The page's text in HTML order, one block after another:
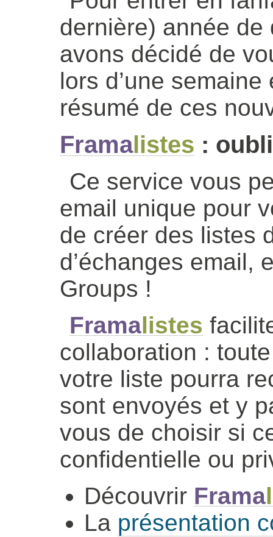
dernière) année
avons décidé de
lors d’une
résumé de ces
Framalistes :
Ce service vous
email unique pour
de créer des listes
d’échanges email,
Groups !
Framalistes
collaboration :
votre liste pourra
sont envoyés et y
vous de choisir si
confidentielle ou
Découvrir Frama
La présentation